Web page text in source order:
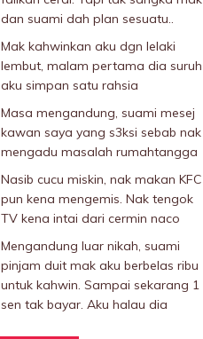
dan suami dah plan sesuatu..
Mak kahwinkan aku dgn lelaki
Iembut, malam pertama dia suruh
aku simpan satu rahsia
Masa mengandung, suami mesej
kawan saya yang s3ksi sebab nak
mengadu masalah rumahtangga
Nasib cucu miskin, nak makan KFC
pun kena mengemis. Nak tengok
TV kena intai dari cermin naco
Mengandung luar nikah, suami
pinjam duit mak aku berbelas ribu
untuk kahwin. Sampai sekarang 1
sen tak bayar. Aku halau dia